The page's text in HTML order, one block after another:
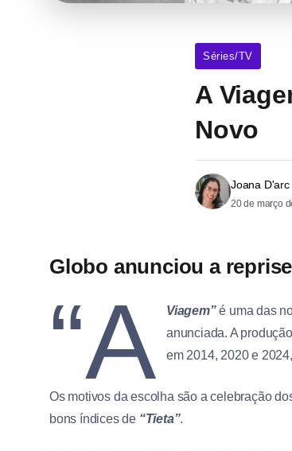
Séries/TV
A
Novo
Joana D'arc
20 de março
Globo anunciou a
“A Viagem”é uma das
anunciada. A
em 2014, 2020 e
Os motivos da escolha são a celebração
bons índices de “Tieta”.